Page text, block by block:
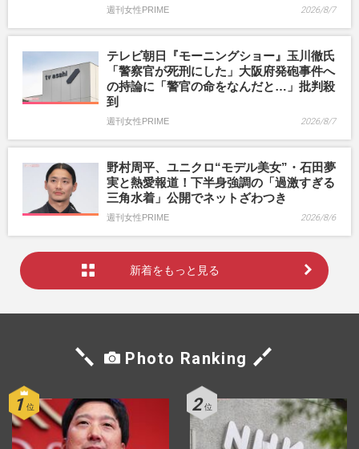
週刊女性PRIME 2026/8/7
テレビ朝日『モーニングショー』玉川徹氏
「警察官が死刑にした」大阪府発砲事件へ
の持論に「警官の命をなんだと…」批判殺
到
週刊女性PRIME 2026/8/7
野村周平、ユニクロ“モデル美女”・石田夢
実と熱愛報道！下半身強調の「過激すぎる
三角水着」公開でネットざわつき
週刊女性PRIME 2026/8/6
新着をもっと見る
Photo Ranking